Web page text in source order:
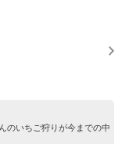
のいちご狩りが今までの中